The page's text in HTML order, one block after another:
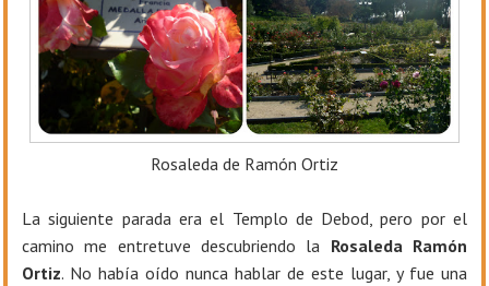
Rosaleda de Ramón Ortiz
La siguiente parada era el Templo de Debod, pero por el
camino me entretuve descubriendo la Rosaleda Ramón
Ortiz. No había oído nunca hablar de este lugar, y fue una